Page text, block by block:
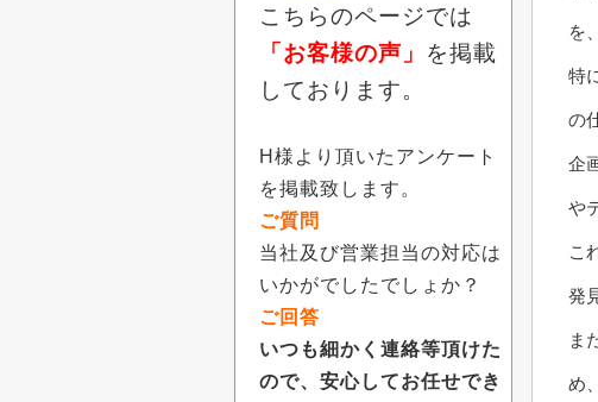
を
特
の
企
や
こ
発
ま
め
こちらのページでは
「お客様の声」 を掲載
しております。
H様より頂いたアンケート
を掲載致します。
ご質問
当社及び営業担当の対応は
いかがでしたでしょか？
ご回答
いつも細かく連絡等頂けた
ので、安心してお任せでき